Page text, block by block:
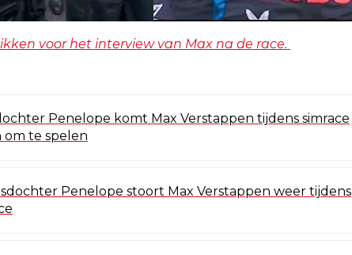
voor het interview van Max na de race.
Penelope komt Max Verstappen tijdens simrace
om te spelen
Penelope stoort Max Verstappen weer tijdens